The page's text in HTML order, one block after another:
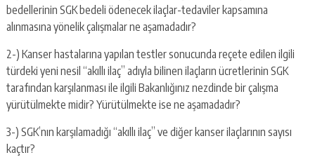
bedellerinin SGK bedeli ödenecek ilaçlar-tedaviler kapsamına
alınmasına yönelik çalışmalar ne aşamadadır?
2-) Kanser hastalarına yapılan testler sonucunda reçete edilen ilgili
türdeki yeni nesil “akıllı ilaç” adıyla bilinen ilaçların ücretlerinin SGK
tarafından karşılanması ile ilgili Bakanlığınız nezdinde bir çalışma
yürütülmekte midir? Yürütülmekte ise ne aşamadadır?
3-) SGK’nın karşılamadığı “akıllı ilaç” ve diğer kanser ilaçlarının sayısı
kaçtır?